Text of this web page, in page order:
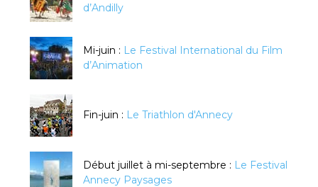
d’Andilly
Mi-juin : Le Festival International du Film
d’Animation
Fin-juin : Le Triathlon d'Annecy
Début juillet à mi-septembre : Le Festival
Annecy Paysages